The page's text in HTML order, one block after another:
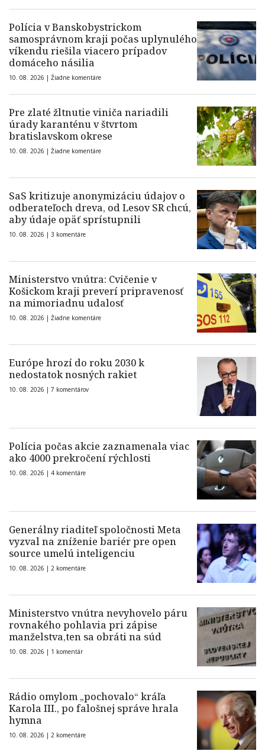
Polícia v Banskobystrickom
samosprávnom kraji počas uplynulého
víkendu riešila viacero prípadov
domáceho násilia
10. 08. 2026 | Žiadne komentáre
Pre zlaté žltnutie viniča nariadili
úrady karanténu v štvrtom
bratislavskom okrese
10. 08. 2026 | Žiadne komentáre
SaS kritizuje anonymizáciu údajov o
odberateľoch dreva, od Lesov SR chcú,
aby údaje opäť sprístupnili
10. 08. 2026 | 3 komentáre
Ministerstvo vnútra: Cvičenie v
Košickom kraji preverí pripravenosť
na mimoriadnu udalosť
10. 08. 2026 | Žiadne komentáre
Európe hrozí do roku 2030 k
nedostatok nosných rakiet
10. 08. 2026 | 7 komentárov
Polícia počas akcie zaznamenala viac
ako 4000 prekročení rýchlosti
10. 08. 2026 | 4 komentáre
Generálny riaditeľ spoločnosti Meta
vyzval na zníženie bariér pre open
source umelú inteligenciu
10. 08. 2026 | 2 komentáre
Ministerstvo vnútra nevyhovelo páru
rovnakého pohlavia pri zápise
manželstva,ten sa obráti na súd
10. 08. 2026 | 1 komentár
Rádio omylom „pochovalo“ kráľa
Karola III., po falošnej správe hrala
hymna
10. 08. 2026 | 2 komentáre